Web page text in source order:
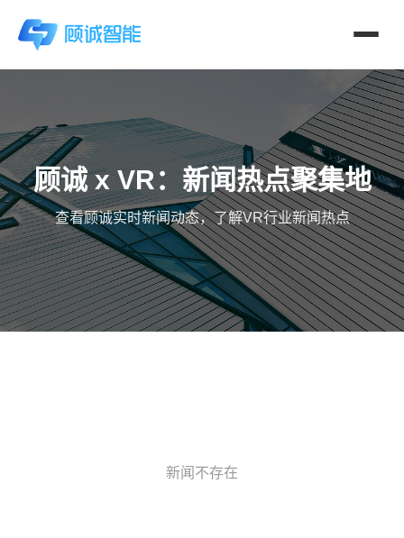
顾诚 x VR：新闻热点聚集地
查看顾诚实时新闻动态，了解VR行业新闻热点
新闻不存在